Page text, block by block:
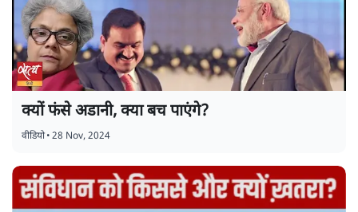
क्यों फंसे अडानी, क्या बच पाएंगे?
वीडियो•28 Nov, 2024